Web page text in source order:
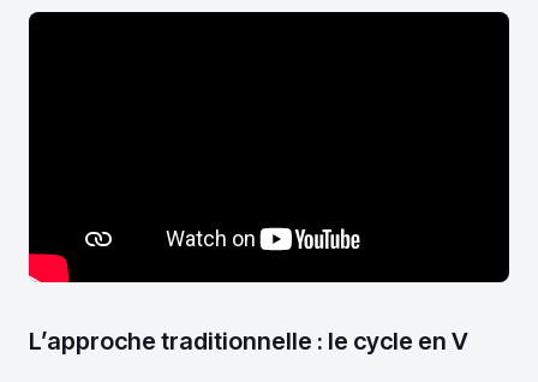
L’approche traditionnelle : le cycle en V